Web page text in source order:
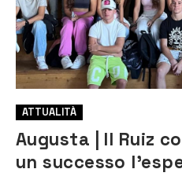
ATTUALITÀ
Augusta | Il Ruiz
un successo